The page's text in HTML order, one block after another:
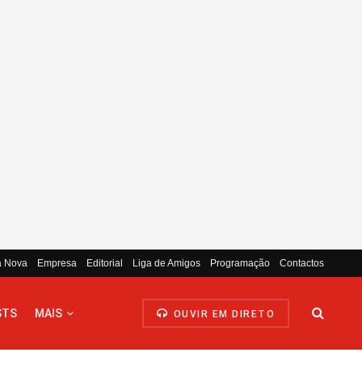
Nova Empresa Editorial Liga de Amigos Programação Contactos
MAIS OUVIR EM DIRETO